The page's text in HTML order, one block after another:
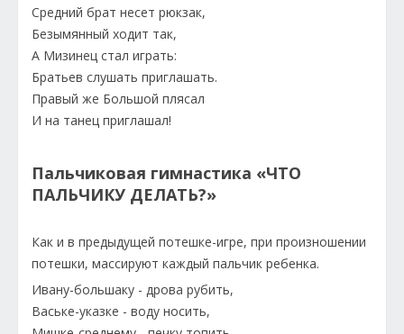
Средний брат несет рюкзак,
Безымянный ходит так,
А Мизинец стал играть:
Братьев слушать приглашать.
Правый же Большой плясал
И на танец приглашал!
Пальчиковая гимнастика «ЧТО
ПАЛЬЧИКУ ДЕЛАТЬ?»
Как и в предыдущей потешке-игре, при произношении
потешки, массируют каждый пальчик ребенка.
Ивану-большаку - дрова рубить,
Ваське-указке - воду носить,